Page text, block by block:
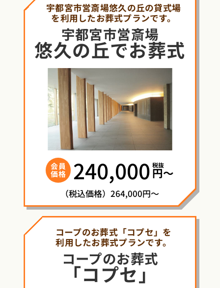
宇都宮市営斎場悠久の丘の貸式場
を利用したお葬式プランです。
宇都宮市営斎場
悠久の丘でお葬式
会員
価格 240,000 税抜
円〜
（税込価格）264,000円～
コープのお葬式「コプセ」を
利用したお葬式プランです。
コープのお葬式
「コプセ」